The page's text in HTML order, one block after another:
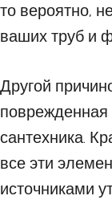
то вероятно,
ваших труб и
Другой
поврежденная
сантехника.
все эти
источниками